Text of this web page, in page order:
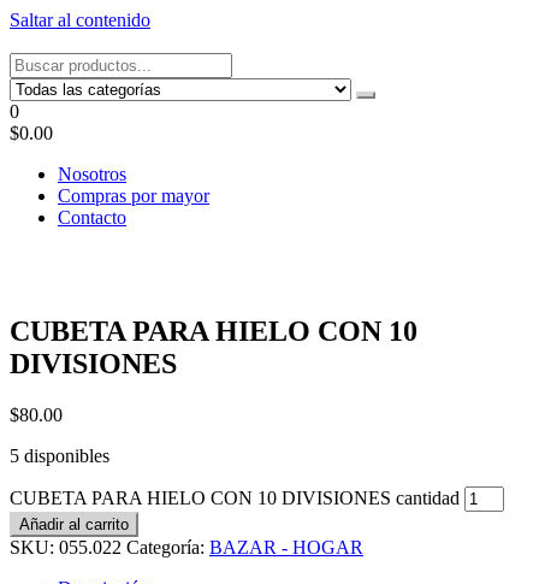
Saltar al contenido
Tel: 22087679 – Cel: 097 822122 – Joaquín Requena 2459
0
$0.00
Nosotros
Compras por mayor
Contacto
CUBETA PARA HIELO CON 10
DIVISIONES
$80.00
5 disponibles
CUBETA PARA HIELO CON 10 DIVISIONES cantidad
Añadir al carrito
SKU: 055.022 Categoría: BAZAR - HOGAR